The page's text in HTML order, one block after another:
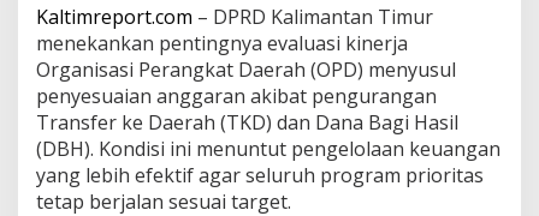
a
l
k
a
n
R
e
a
l
Kaltimreport.com – DPRD Kalimantan Timur
menekankan pentingnya evaluasi kinerja
Organisasi Perangkat Daerah (OPD) menyusul
penyesuaian anggaran akibat pengurangan
Transfer ke Daerah (TKD) dan Dana Bagi Hasil
(DBH). Kondisi ini menuntut pengelolaan keuangan
yang lebih efektif agar seluruh program prioritas
tetap berjalan sesuai target.